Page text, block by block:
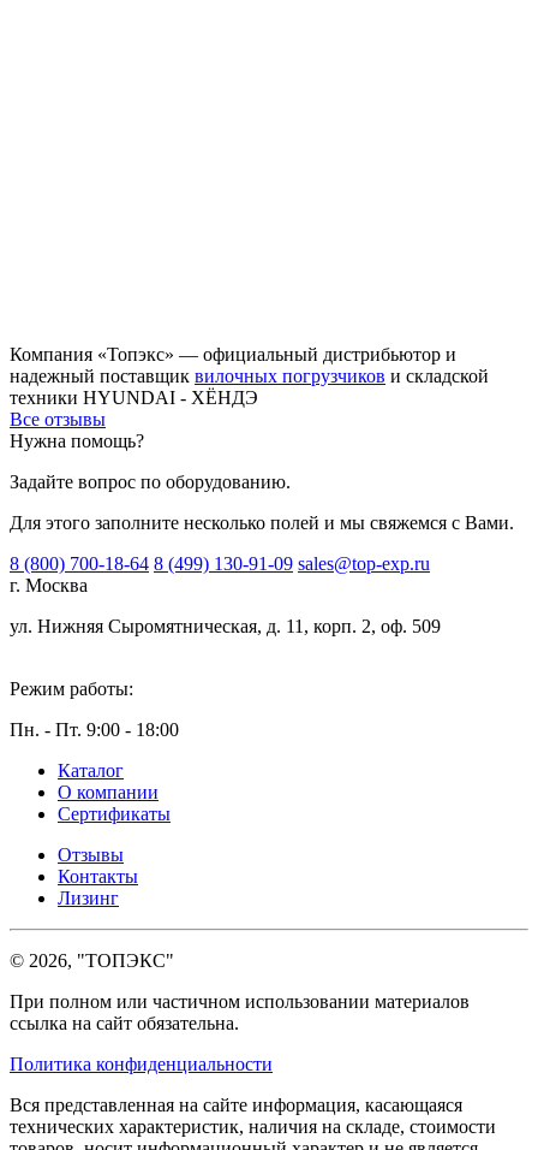
Компания «Топэкс» — официальный дистрибьютор и
надежный поставщик вилочных погрузчиков и складской
техники HYUNDAI - ХЁНДЭ
Все отзывы
Нужна помощь?
Задайте вопрос по оборудованию.
Для этого заполните несколько полей и мы свяжемся с Вами.
8 (800) 700-18-64 8 (499) 130-91-09 sales@top-exp.ru
г. Москва
ул. Нижняя Сыромятническая, д. 11, корп. 2, оф. 509
Режим работы:
Пн. - Пт. 9:00 - 18:00
Каталог
О компании
Сертификаты
Отзывы
Контакты
Лизинг
© 2026, "ТОПЭКС"
При полном или частичном использовании материалов
ссылка на сайт обязательна.
Политика конфиденциальности
Вся представленная на сайте информация, касающаяся
технических характеристик, наличия на складе, стоимости